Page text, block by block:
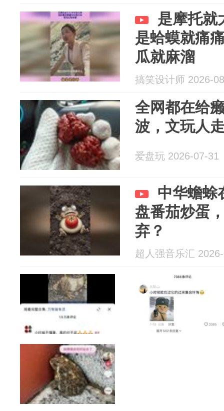
是摩托就
是蛤蟆就痛
瓜就麻溜
搞笑设计师 2026-
全网都在给
波，文玩人
爱盘玩 2026-07-31
中华蟾蜍
盘番茄炒蛋
弃？
超人强音乐汇